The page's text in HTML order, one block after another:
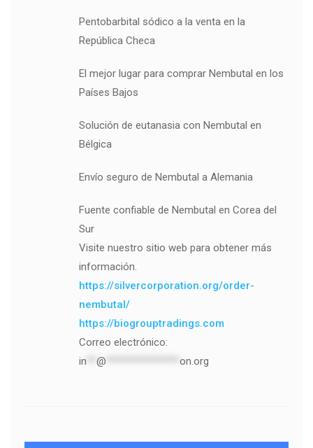
Pentobarbital sódico a la venta en la
República Checa
El mejor lugar para comprar Nembutal en los
Países Bajos
Solución de eutanasia con Nembutal en
Bélgica
Envío seguro de Nembutal a Alemania
Fuente confiable de Nembutal en Corea del
Sur
Visite nuestro sitio web para obtener más
información.
https://silvercorporation.org/order-
nembutal/
https://biogrouptradings.com
Correo electrónico:
in
@ on.org